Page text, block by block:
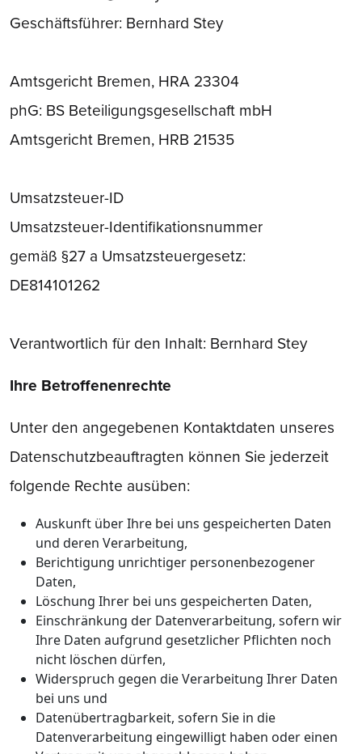
Geschäftsführer: Bernhard Stey
Amtsgericht Bremen, HRA 23304
phG: BS Beteiligungsgesellschaft mbH
Amtsgericht Bremen, HRB 21535
Umsatzsteuer-ID
Umsatzsteuer-Identifikationsnummer
gemäß §27 a Umsatzsteuergesetz:
DE814101262
Verantwortlich für den Inhalt: Bernhard Stey
Ihre Betroffenenrechte
Unter den angegebenen Kontaktdaten unseres
Datenschutzbeauftragten können Sie jederzeit
folgende Rechte ausüben:
Auskunft über Ihre bei uns gespeicherten Daten
und deren Verarbeitung,
Berichtigung unrichtiger personenbezogener
Daten,
Löschung Ihrer bei uns gespeicherten Daten,
Einschränkung der Datenverarbeitung, sofern wir
Ihre Daten aufgrund gesetzlicher Pflichten noch
nicht löschen dürfen,
Widerspruch gegen die Verarbeitung Ihrer Daten
bei uns und
Datenübertragbarkeit, sofern Sie in die
Datenverarbeitung eingewilligt haben oder einen